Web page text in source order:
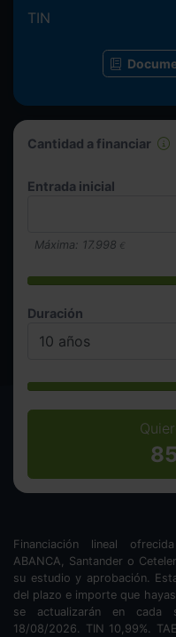
Cantidad a financiar
Entrada inicial
Máxima: 17.998 €
Duración
TIN
Financiación lineal
ABANCA, Santander o
su estudio y aprobación.
del plazo e importe que
se actualizarán en cada
18/08/2026. TIN 10,99%. TAE